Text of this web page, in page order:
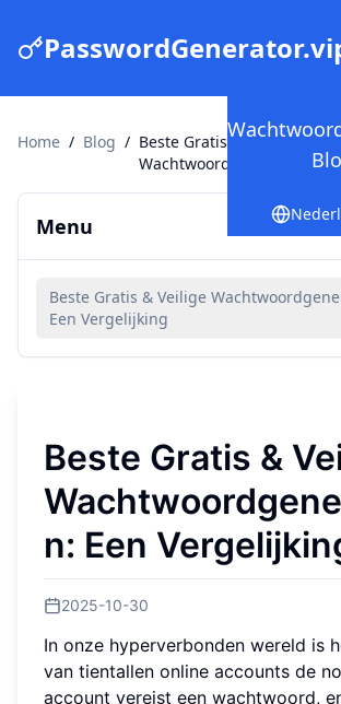
Home / Blog / Beste Gratis & Veilige
Wachtwoordgeneratoren:
Menu
Beste Gratis & Veilige
Een Vergelijking
Beste Gratis &
n: Een
2025-10-30
In onze hyperverbonden wereld is
van tientallen online accounts de
account vereist een wachtwoord,